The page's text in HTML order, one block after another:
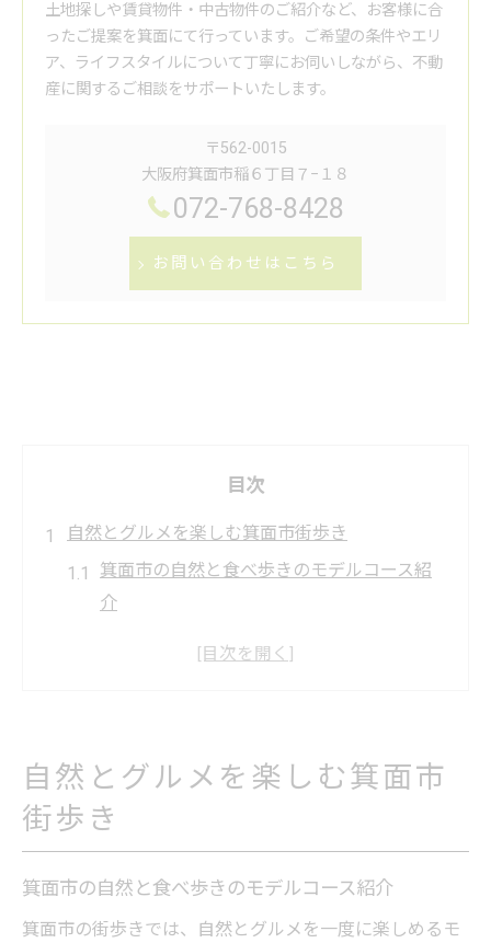
土地探しや賃貸物件・中古物件のご紹介など、お客様に合
ったご提案を箕面にて行っています。ご希望の条件やエリ
ア、ライフスタイルについて丁寧にお伺いしながら、不動
産に関するご相談をサポートいたします。
〒562-0015
大阪府箕面市稲６丁目７−１８
072-768-8428
お問い合わせはこちら
目次
自然とグルメを楽しむ箕面市街歩き
箕面市の自然と食べ歩きのモデルコース紹
介
箕面市で人気の散歩道と観光スポット特集
箕面市街歩きで楽しむおすすめ遊び場情報
箕面市の魅力あふれる散歩コース案内
ト
箕面市でおすすめの自然豊かな散策ルート
自然とグルメを楽しむ箕面市
街歩き
箕面市の自然と食べ歩きのモデルコース紹介
箕面市の街歩きでは、自然とグルメを一度に楽しめるモ